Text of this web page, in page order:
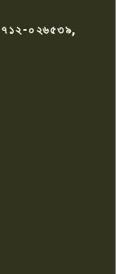
অভিযোগ
০২৬৫৩৯,